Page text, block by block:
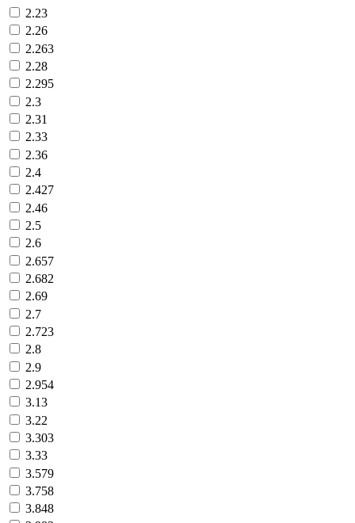
2.23
2.26
2.263
2.28
2.295
2.3
2.31
2.33
2.36
2.4
2.427
2.46
2.5
2.6
2.657
2.682
2.69
2.7
2.723
2.8
2.9
2.954
3.13
3.22
3.303
3.33
3.579
3.758
3.848